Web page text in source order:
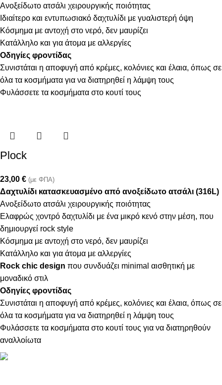
Ανοξείδωτο ατσάλι χειρουργικής ποιότητας
Ιδιαίτερο και εντυπωσιακό δαχτυλίδι με γυαλιστερή όψη
Κόσμημα με αντοχή στο νερό, δεν μαυρίζει
Κατάλληλο και για άτομα με αλλεργίες
Οδηγίες φροντίδας
Συνιστάται η αποφυγή από κρέμες, κολόνιες και έλαια, όπως σε
όλα τα κοσμήματα για να διατηρηθεί η λάμψη τους
Φυλάσσετε τα κοσμήματα στο κουτί τους
Plock
23,00 € (με ΦΠΑ)
Δαχτυλίδι κατασκευασμένο από ανοξείδωτο ατσάλι (316L)
Ανοξείδωτο ατσάλι χειρουργικής ποιότητας
Ελαφρώς χοντρό δαχτυλίδι με ένα μικρό κενό στην μέση, που
δημιουργεί rock style
Κόσμημα με αντοχή στο νερό, δεν μαυρίζει
Κατάλληλο και για άτομα με αλλεργίες
Rock chic design που συνδυάζει minimal αισθητική με
μοναδικό στιλ
Οδηγίες φροντίδας
Συνιστάται η αποφυγή από κρέμες, κολόνιες και έλαια, όπως σε
όλα τα κοσμήματα για να διατηρηθεί η λάμψη τους
Φυλάσσετε τα κοσμήματα στο κουτί τους για να διατηρηθούν
αναλλοίωτα